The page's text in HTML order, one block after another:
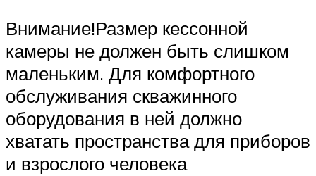
Внимание!Размер кессонной
камеры не должен быть слишком
маленьким. Для комфортного
обслуживания скважинного
оборудования в ней должно
хватать пространства для приборов
и взрослого человека